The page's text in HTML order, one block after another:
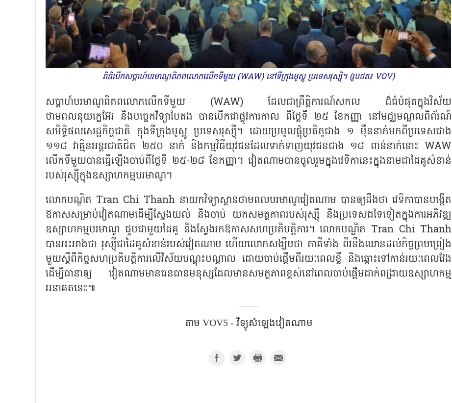
ពិធីបើកសប្តាហ៍បរមាណូពិភពលោកលើកទីមួយ (WAW) នៅទីក្រុងមូស្គូ ប្រទេសរុស្ស៊ី។ (រូបថត៖ VOV)
សប្តាហ៍បរមាណូពិភពលោកលើកទីមួយ (WAW) ដែលជាព្រឹត្តិការណ៍សកល ដ៏ធំបំផុតក្នុងវិស័យ
ថាមពលនុយក្លេអ៊ែរ និងបច្ចេកវិទ្យាបៃតង បានបើកជាផ្លូវការកាល ពីថ្ងៃទី ២៥ ខែកញ្ញា នៅមជ្ឈមណ្ឌលពិព័រណ៍
សមិទ្ធិផលសេដ្ឋកិច្ចជាតិ ក្នុងទីក្រុងមូស្គូ ប្រទេសរុស្ស៊ី។ ដោយប្រមូលផ្តុំប្រតិភូជាង ១ ម៉ឺននាក់មកពីប្រទេសជាង
១១៨ វាគ្មិនអន្តរជាតិជិត ២៥០ នាក់ និងកម្មវិធីយុវជនដែលទាក់ទាញយុវជនជាង ១៨ ពាន់នាក់នោះ WAW
លើកទីមួយបានធ្វើឡើងចាប់ពីថ្ងៃទី ២៥-២៨ ខែកញ្ញា។ វៀតណាមបានចូលរួមក្នុងវេទិកានេះក្នុងនាមជាដៃគូសំខាន់
របស់រុស្ស៊ីក្នុងឧស្សាហកម្មបរមាណូ។
លោកបណ្ឌិត Tran Chi Thanh នាយកវិទ្យាស្ថានថាមពលបរមាណូវៀតណាម បានឲ្យដឹងថា វេទិកាបានបង្កើត
ឱកាសសម្រាប់វៀតណាមដើម្បីស្វែងយល់ និងចាប់ យកសមត្ថភាពរបស់រុស្ស៊ី និងប្រទេសដទៃទៀតក្នុងការអភិវឌ្ឍ
ឧស្សាហកម្មបរមាណូ ជួបជាមួយដៃគូ និងស្វែងរកឱកាសសហប្រតិបត្តិការ។ លោកបណ្ឌិត Tran Chi Thanh
បានអះអាងថា រុស្ស៊ីជាដៃគូសំខាន់របស់វៀតណាម ហើយលោកសង្ឃឹមថា ភាគីទាំង ពីរនឹងឈានដល់កិច្ចព្រមព្រៀង
មួយស្តីពីកិច្ចសហប្រតិបត្តិការលើវិស័យបណ្តុះបណ្តាល ដោយចាប់ផ្តើមពីរយៈពេលខ្លី និងឆ្ពោះទៅកាន់រយៈពេលវែង
ដើម្បីធានាឲ្យ វៀតណាមមានធនធានមនុស្សដែលមានសមត្ថភាពខ្ពស់នៅពេលចាប់ផ្តើមដាក់ពង្រាយឧស្សាហកម្ម
អនាគតនេះ៕
តាម VOV5 - វិទ្យុសំឡេង​វៀតណាម